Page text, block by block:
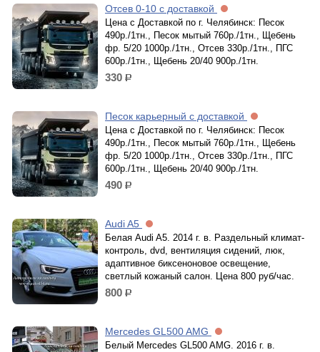
Отсев 0-10 с доставкой
Цена с Доставкой по г. Челябинск: Песок
490р./1тн., Песок мытый 760р./1тн., Щебень
фр. 5/20 1000р./1тн., Отсев 330р./1тн., ПГС
600р./1тн., Щебень 20/40 900р./1тн.
330 р.
Песок карьерный с доставкой
Цена с Доставкой по г. Челябинск: Песок
490р./1тн., Песок мытый 760р./1тн., Щебень
фр. 5/20 1000р./1тн., Отсев 330р./1тн., ПГС
600р./1тн., Щебень 20/40 900р./1тн.
490 р.
Audi A5
Белая Audi A5. 2014 г. в. Раздельный климат-
контроль, dvd, вентиляция сидений, люк,
адаптивное биксеноновое освещение,
светлый кожаный салон. Цена 800 руб/час.
800 р.
Mercedes GL500 AMG
Белый Mercedes GL500 AMG. 2016 г. в.